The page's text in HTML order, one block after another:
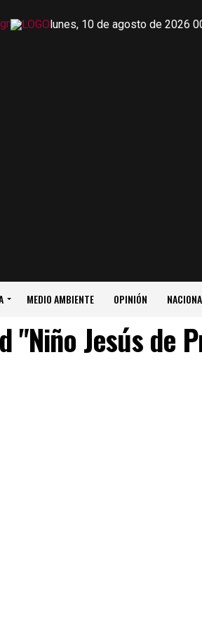
lunes, 10 de agosto de 2026
MEDIO AMBIENTE OPINIÓN
"Niño Jesús de